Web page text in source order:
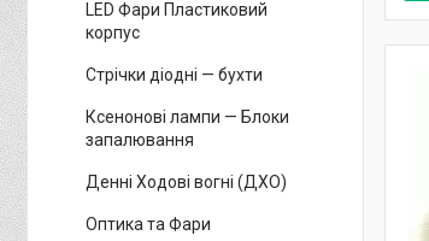
LED Фари Пластиковий
корпус
Стрічки діодні — бухти
Ксенонові лампи — Блоки
запалювання
Денні Ходові вогні (ДХО)
Оптика та Фари